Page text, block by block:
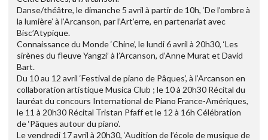
Danse/théâtre, le dimanche 5 avril à partir de 10h, ‘De l’ombre à
la lumière’ à l’Arcanson, par l’Art’erre, en partenariat avec
Bisc’Atypique.
Connaissance du Monde ‘Chine’, le lundi 6 avril à 20h30, ‘Les
sirènes du fleuve Yangzi’ à l’Arcanson, d’Anne Murat et David
Bart.
Du 10 au 12 avril ‘Festival de piano de Pâques’, à l’Arcanson en
collaboration artistique Musica Club ; le 10 à 20h30 Récital du
lauréat du concours International de Piano France-Amériques,
le 11 à 20h30 Récital Tristan Pfaff et le 12 à 16h Célébration
de ‘Pâques autour du piano’.
Le vendredi 17 avril à 20h30, ‘Audition de l’école de musique de